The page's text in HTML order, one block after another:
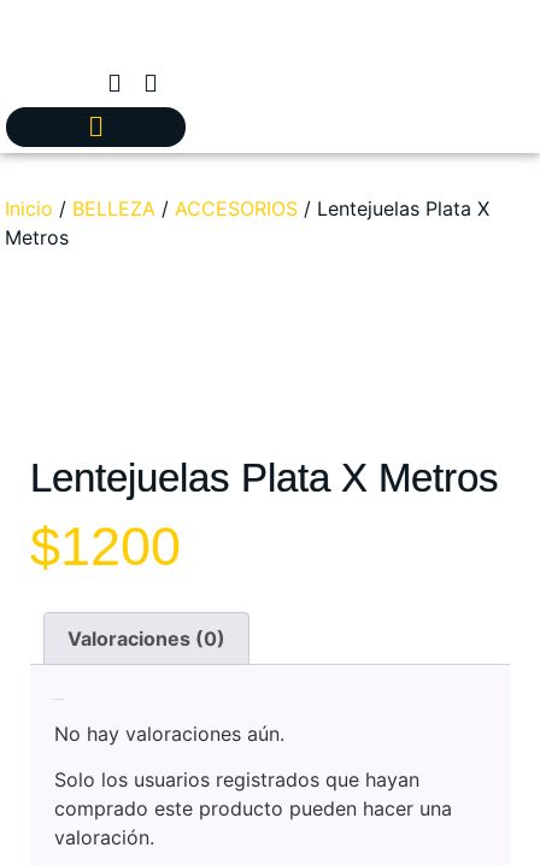
Inicio / BELLEZA / ACCESORIOS / Lentejuelas Plata X
Metros
Lentejuelas Plata X Metros
$1200
Valoraciones (0)
No hay valoraciones aún.
Solo los usuarios registrados que hayan
comprado este producto pueden hacer una
valoración.